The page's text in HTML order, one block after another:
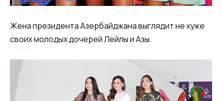
Жена президента Азербайджана выглядит не хуже
своих молодых дочерей Лейлы и Азы.